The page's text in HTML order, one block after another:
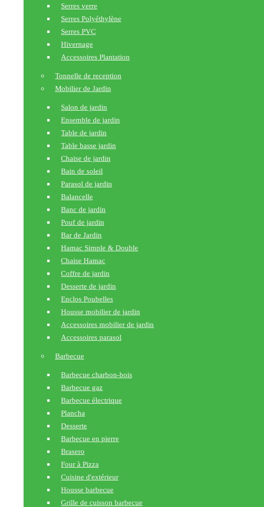
Serres verre
Serres Polyéthylène
Serres PVC
Hivernage
Accessoires Plantation
Tonnelle de reception
Mobilier de Jardin
Salon de jardin
Ensemble de jardin
Table de jardin
Table basse jardin
Chaise de jardin
Bain de soleil
Parasol de jardin
Balancelle
Banc de jardin
Pouf de jardin
Bar de Jardin
Hamac Simple & Double
Chaise Hamac
Coffre de jardin
Desserte de jardin
Enclos Poubelles
Housse mobilier de jardin
Accessoires mobilier de jardin
Accessoires parasol
Barbecue
Barbecue charbon-bois
Barbecue gaz
Barbecue électrique
Plancha
Desserte
Barbecue en pierre
Brasero
Four à Pizza
Cuisine d'extérieur
Housse barbecue
Grille de cuisson barbecue